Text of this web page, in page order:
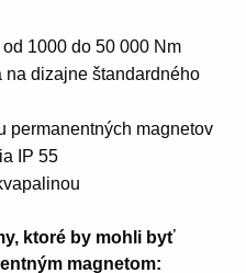
1000 do 50 000 Nm
na dizajne štandardného
permanentných magnetov
IP 55
ktoré by mohli byť
magnetom: